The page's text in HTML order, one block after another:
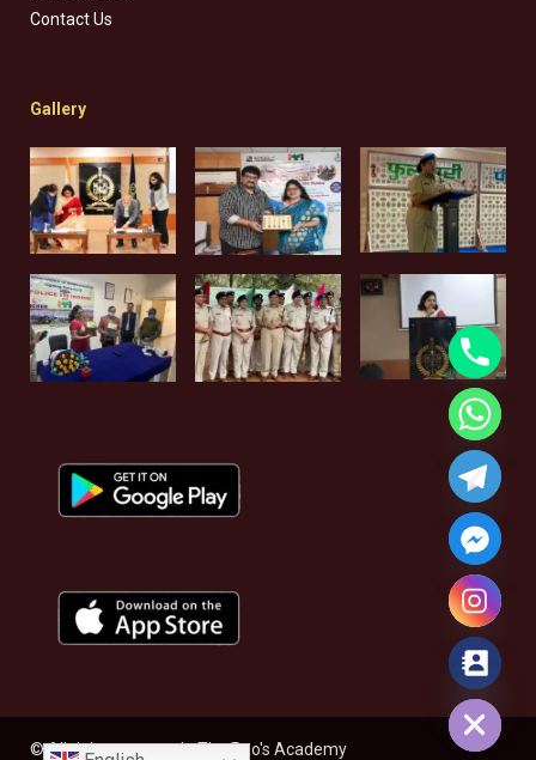
Contact Us
Gallery
© All rights reserved - The Rao's Academy
Hide chaty